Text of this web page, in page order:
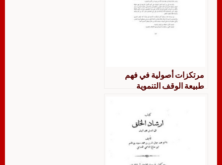
مرتكزات أصولية في فهم
طبيعة الوقف التنموية